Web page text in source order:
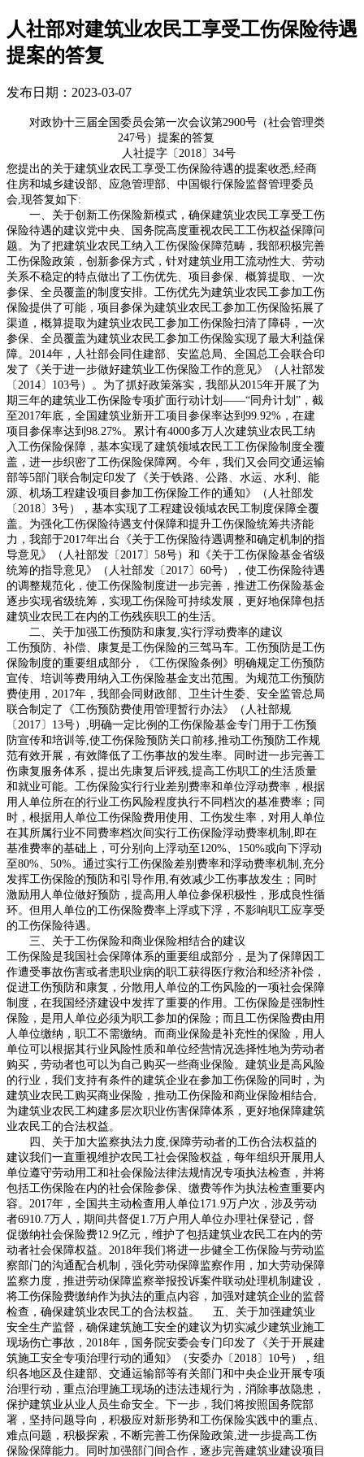
人社部对建筑业农民工享受工伤保险待遇
提案的答复
发布日期：2023-03-07
对政协十三届全国委员会第一次会议第2900号（社会管理类
247号）提案的答复
人社提字〔 2018 〕 34号
您提出的关于建筑业农民工享受工伤保险待遇的提案收悉 经商
住房和城乡建设部、应急管理部、中国银行保险监督管理委员
会 现答复如下:
一、关于创新工伤保险新模式，确保建筑业农民工享受工伤
保险待遇的建议党中央、国务院高度重视农民工工伤权益保障问
题。为了把建筑业农民工纳入工伤保险保障范畴，我部积极完善
工伤保险政策，创新参保方式，针对建筑业用工流动性大、劳动
关系不稳定的特点做出了工伤优先、项目参保、概算提取、一次
参保、全员覆盖的制度安排。工伤优先为建筑业农民工参加工伤
保险提供了可能，项目参保为建筑业农民工参加工伤保险拓展了
渠道，概算提取为建筑业农民工参加工伤保险扫清了障碍，一次
参保、全员覆盖为建筑业农民工参加工伤保险实现了最大利益保
障。 2014年，人社部会同住建部、安监总局、全国总工会联合印
发了《关于进一步做好建筑业工伤保险工作的意见》（人社部发
〔 2014 〕 103号）。为了抓好政策落实，我部从 2015年开展了为
期三年的建筑业工伤保险专项扩面行动计划——“同舟计划”，截
至 2017年底，全国建筑业新开工项目参保率达到 99.92% ，在建
项目参保率达到 98.27%。累计有4000多万人次建筑业农民工纳
入工伤保险保障，基本实现了建筑领域农民工工伤保险制度全覆
盖，进一步织密了工伤保险保障网。今年，我们又会同交通运输
部等5部门联合制定印发了《关于铁路、公路、水运、水利、能
源、机场工程建设项目参加工伤保险工作的通知》（人社部发
〔 2018 〕 3号），基本实现了工程建设领域农民工制度保障全覆
盖。为强化工伤保险待遇支付保障和提升工伤保险统筹共济能
力，我部于2017年出台《关于工伤保险待遇调整和确定机制的指
导意见》（人社部发〔 2017 〕 58号）和《关于工伤保险基金省级
统筹的指导意见》（人社部发〔 2017 〕 60号），使工伤保险待遇
的调整规范化，使工伤保险制度进一步完善，推进工伤保险基金
逐步实现省级统筹，实现工伤保险可持续发展，更好地保障包括
建筑业农民工在内的工伤残疾职工的生活。
二、关于加强工伤预防和康复 实行浮动费率的建议
工伤预防、补偿、康复是工伤保险的三驾马车。工伤预防是工伤
保险制度的重要组成部分，《工伤保险条例》明确规定工伤预防
宣传、培训等费用纳入工伤保险基金支出范围。为规范工伤预防
费使用， 2017年，我部会同财政部、卫生计生委、安全监管总局
联合制定了《工伤预防费使用管理暂行办法》（人社部规
〔 2017 〕 13号）
明确一定比例的工伤保险基金专门用于工伤预
防宣传和培训等 使工伤保险预防关口前移 推动工伤预防工作规
范有效开展，有效降低了工伤事故的发生率。同时进一步完善工
伤康复服务体系，提出先康复后评残 提高工伤职工的生活质量
和就业可能。工伤保险实行行业差别费率和单位浮动费率，根据
用人单位所在的行业工伤风险程度执行不同档次的基准费率；同
时，根据用人单位工伤保险费用使用、工伤发生率，对用人单位
在其所属行业不同费率档次间实行工伤保险浮动费率机制 即在
基准费率的基础上，可分别向上浮动至 120% 150%或向下浮动
至80% 50%。通过实行工伤保险差别费率和浮动费率机制 充分
发挥工伤保险的预防和引导作用 有效减少工伤事故发生；同时
激励用人单位做好预防，提高用人单位参保积极性，形成良性循
环。但用人单位的工伤保险费率上浮或下浮，不影响职工应享受
的工伤保险待遇。
三、 关于工伤保险和商业保险相结合的建议
工伤保险是我国社会保障体系的重要组成部分，是为了保障因工
作遭受事故伤害或者患职业病的职工获得医疗救治和经济补偿，
促进工伤预防和康复，分散用人单位的工伤风险的一项社会保障
制度，在我国经济建设中发挥了重要的作用。工伤保险是强制性
保险，是用人单位必须为职工参加的保险；而且工伤保险费由用
人单位缴纳，职工不需缴纳。而商业保险是补充性的保险，用人
单位可以根据其行业风险性质和单位经营情况选择性地为劳动者
购买，劳动者也可以为自己购买一些商业保险。建筑业是高风险
的行业，我们支持有条件的建筑企业在参加工伤保险的同时，为
建筑业农民工购买商业保险，推动工伤保险和商业保险相结合
为建筑业农民工构建多层次职业伤害保障体系，更好地保障建筑
业农民工的合法权益。
四、 关于加大监察执法力度 保障劳动者的工伤合法权益的
建议我们一直重视维护农民工社会保险权益，每年组织开展用人
单位遵守劳动用工和社会保险法律法规情况专项执法检查，并将
包括工伤保险在内的社会保险参保、缴费等作为执法检查重要内
容。 2017年，全国共主动检查用人单位171.9万户次，涉及劳动
者6910.7万人，期间共督促1.7万户用人单位办理社保登记，督
促缴纳社会保险费12.9亿元，维护了包括建筑业农民工在内的劳
动者社会保障权益。 2018年我们将进一步健全工伤保险与劳动监
察部门的沟通配合机制，强化劳动保障监察作用，加大劳动保障
监察力度，推进劳动保障监察举报投诉案件联动处理机制建设，
将工伤保险费缴纳作为执法的重点内容，加强对建筑企业的监督
检查，确保建筑业农民工的合法权益。
五、关于加强建筑业
安全生产监督，确保建筑施工安全的建议为切实减少建筑业施工
现场伤亡事故， 2018年，国务院安委会专门印发了《关于开展建
筑施工安全专项治理行动的通知》（安委办〔 2018 〕 10号），组
织各地区及住建部、交通运输部等有关部门和中央企业开展专项
治理行动，重点治理施工现场的违法违规行为，消除事故隐患，
保护建筑业从业人员生命安全。下一步，我们将按照国务院部
署，坚持问题导向，积极应对新形势和工伤保险实践中的重点、
难点问题，积极探索，不断完善工伤保险政策 进一步提高工伤
保险保障能力。同时加强部门间合作，逐步完善建筑业建设项目